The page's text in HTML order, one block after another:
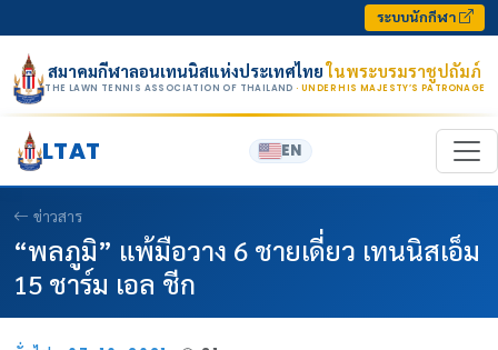
ระบบนักกีฬา
สมาคมกีฬาลอนเทนนิสแห่งประเทศไทยในพระบรมราชูปถัมภ์
THE LAWN TENNIS ASSOCIATION OF THAILAND · UNDER HIS MAJESTY’S PATRONAGE
LTAT EN
ข่าวสาร
“พลภูมิ” แพ้มือวาง 6 ชายเดี่ยว เทนนิสเอ็ม
15 ชาร์ม เอล ชีก